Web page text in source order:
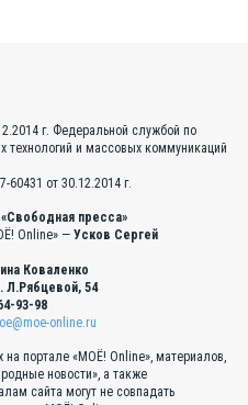
г. Федеральной службой по
технологий и массовых коммуникаций
от 30.12.2014 г.
пресса»
Online» — Усков Сергей
Коваленко
Л.Рябцевой, 54
93-98
online.ru
портале «МОЁ! Online», материалов,
новости», а также
сайта могут не совпадать